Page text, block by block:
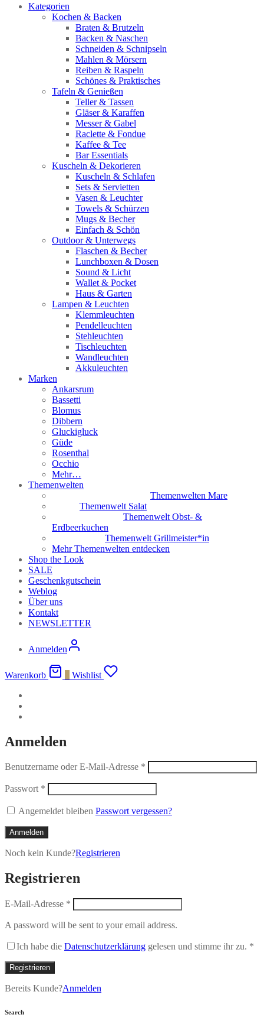
Kategorien
Kochen & Backen
Braten & Brutzeln
Backen & Naschen
Schneiden & Schnipseln
Mahlen & Mörsern
Reiben & Raspeln
Schönes & Praktisches
Tafeln & Genießen
Teller & Tassen
Gläser & Karaffen
Messer & Gabel
Raclette & Fondue
Kaffee & Tee
Bar Essentials
Kuscheln & Dekorieren
Kuscheln & Schlafen
Sets & Servietten
Vasen & Leuchter
Towels & Schürzen
Mugs & Becher
Einfach & Schön
Outdoor & Unterwegs
Flaschen & Becher
Lunchboxen & Dosen
Sound & Licht
Wallet & Pocket
Haus & Garten
Lampen & Leuchten
Klemmleuchten
Pendelleuchten
Stehleuchten
Tischleuchten
Wandleuchten
Akkuleuchten
Marken
Ankarsrum
Bassetti
Blomus
Dibbern
Gluckigluck
Güde
Rosenthal
Occhio
Mehr…
Themenwelten
Themenwelten Mare
Themenwelt Salat
Themenwelt Obst- &
Erdbeerkuchen
Themenwelt Grillmeister*in
Mehr Themenwelten entdecken
Shop the Look
SALE
Geschenkgutschein
Weblog
Über uns
Kontakt
NEWSLETTER
Anmelden
Warenkorb Wishlist
Anmelden
Benutzername oder E-Mail-Adresse *
Passwort *
Angemeldet bleiben Passwort vergessen?
Anmelden
Noch kein Kunde?Registrieren
Registrieren
E-Mail-Adresse *
A password will be sent to your email address.
Ich habe die Datenschutzerklärung gelesen und stimme ihr zu. *
Registrieren
Bereits Kunde?Anmelden
Search